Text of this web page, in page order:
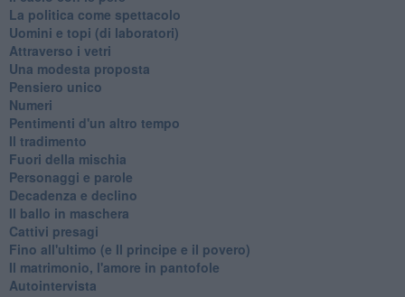
La politica come spettacolo
Uomini e topi (di laboratori)
Attraverso i vetri
Una modesta proposta
Pensiero unico
Numeri
Pentimenti d'un altro tempo
Il tradimento
Fuori della mischia
Personaggi e parole
Decadenza e declino
Il ballo in maschera
Cattivi presagi
Fino all'ultimo (e Il principe e il povero)
Il matrimonio, l'amore in pantofole
Autointervista